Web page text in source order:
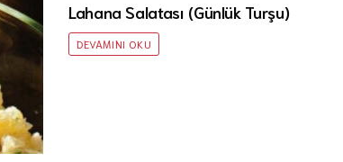
Lahana Salatası (Günlük Turşu)
DEVAMINI OKU